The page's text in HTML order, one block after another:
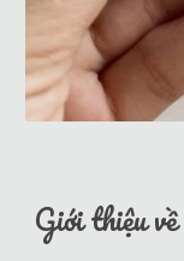
Giới thiệu về